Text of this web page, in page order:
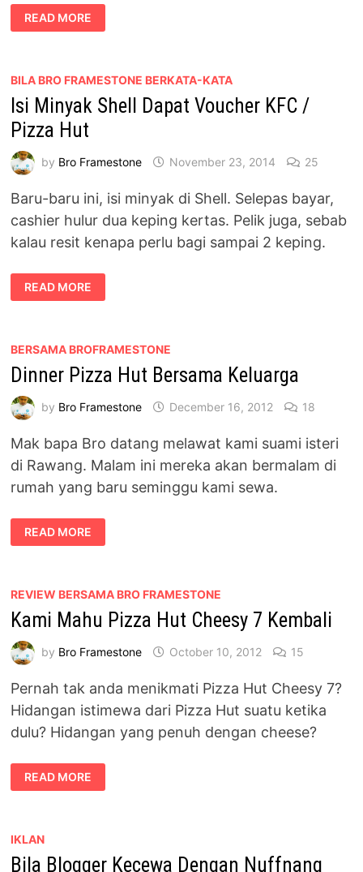
PENGALAMAN
MENYEDIAKAN
PIZZA
PIZZA
READ MORE
BILA BRO FRAMESTONE BERKATA-KATA
Isi Minyak Shell Dapat Voucher KFC /
Pizza Hut
by Bro Framestone November 23, 2014 25
Baru-baru ini, isi minyak di Shell. Selepas bayar,
cashier hulur dua keping kertas. Pelik juga, sebab
kalau resit kenapa perlu bagi sampai 2 keping.
ISI
MINYAK
SHELL
/
HUT
READ MORE
BERSAMA BROFRAMESTONE
Dinner Pizza Hut Bersama Keluarga
by Bro Framestone December 16, 2012 18
Mak bapa Bro datang melawat kami suami isteri
di Rawang. Malam ini mereka akan bermalam di
rumah yang baru seminggu kami sewa.
DINNER
PIZZA
HUT
READ MORE
REVIEW BERSAMA BRO FRAMESTONE
Kami Mahu Pizza Hut Cheesy 7 Kembali
by Bro Framestone October 10, 2012 15
Pernah tak anda menikmati Pizza Hut Cheesy 7?
Hidangan istimewa dari Pizza Hut suatu ketika
dulu? Hidangan yang penuh dengan cheese?
KAMI
MAHU
PIZZA
KEMBALI
READ MORE
IKLAN
Bila Blogger Kecewa Dengan Nuffnang